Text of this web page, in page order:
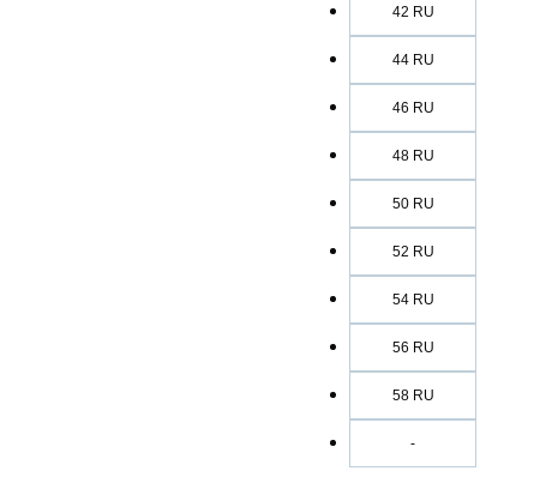
42 RU
44 RU
46 RU
48 RU
50 RU
52 RU
54 RU
56 RU
58 RU
-